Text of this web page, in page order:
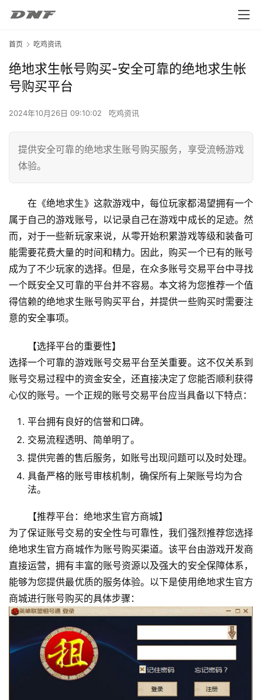
首页 吃鸡资讯
绝地求生帐号购买-安全可靠的绝地求生帐
号购买平台
2024年10月26日 09:10:02 吃鸡资讯
提供安全可靠的绝地求生账号购买服务，享受流畅游戏
体验。
在《绝地求生》这款游戏中，每位玩家都渴望拥有一个
属于自己的游戏账号，以记录自己在游戏中成长的足迹。然
而，对于一些新玩家来说，从零开始积累游戏等级和装备可
能需要花费大量的时间和精力。因此，购买一个已有的账号
成为了不少玩家的选择。但是，在众多账号交易平台中寻找
一个既安全又可靠的平台并不容易。本文将为您推荐一个值
得信赖的绝地求生账号购买平台，并提供一些购买时需要注
意的安全事项。
【选择平台的重要性】
选择一个可靠的游戏账号交易平台至关重要。这不仅关系到
账号交易过程中的资金安全，还直接决定了您能否顺利获得
心仪的账号。一个正规的账号交易平台应当具备以下特点：
平台拥有良好的信誉和口碑。
交易流程透明、简单明了。
提供完善的售后服务，如账号出现问题可以及时处理。
具备严格的账号审核机制，确保所有上架账号均为合
法。
【推荐平台：绝地求生官方商城】
为了保证账号交易的安全性与可靠性，我们强烈推荐您选择
绝地求生官方商城作为账号购买渠道。该平台由游戏开发商
直接运营，拥有丰富的账号资源以及强大的安全保障体系，
能够为您提供最优质的服务体验。以下是使用绝地求生官方
商城进行账号购买的具体步骤：